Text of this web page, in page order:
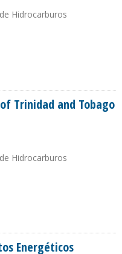
Hidrocarburos
Trinidad and Tobago
Hidrocarburos
Energéticos